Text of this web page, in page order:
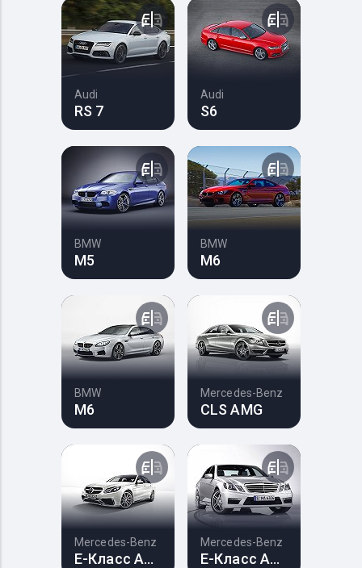
Audi
RS 7
Audi
S6
BMW
M5
BMW
M6
BMW
M6
Mercedes-Benz
CLS AMG
Mercedes-Benz
E-Класс AMG
Mercedes-Benz
E-Класс AMG